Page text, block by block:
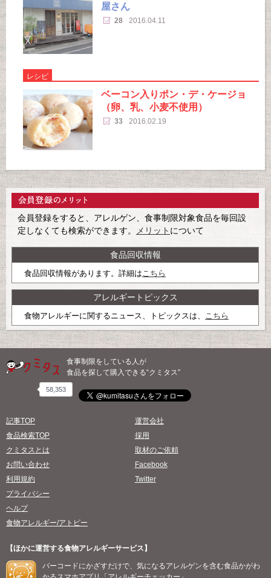
屋さん
28 2016.04.11
レシピ
ベーコン入りポン・デ・ケージョ
（卵、乳、小麦不使用）
33 2016.02.19
会員登録をすると、アレルゲン、食事制限対象食品を毎回設
定しなくても検索ができます。
メリット について
食品回収情報
食品回収情報があります。詳細はこちら
アレルギートピックス
食物アレルギーに関するニュース、トピックスは、 こちら
食事制限をしている人が
食品を探して購入できる“クミタス”
58,353
記事TOP
食品検索TOP
クミタスとは
お問い合わせ
利用規約
プライバシー
ヘルプ
食物アレルギー/アトピー
運営会社
採用
取材のご依頼
Facebook
Twitter
【ほかに運営する食物アレルギーサービス】
バーコードにかざすだけで、気になるアレルゲンを含む食品かがわ